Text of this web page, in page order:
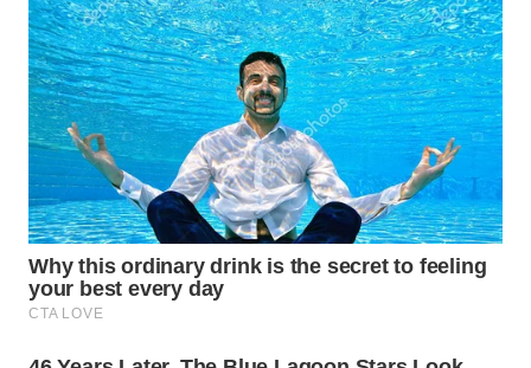
WN
INDRAMAYU
WN
KUNINGAN
WN
MAJALENGKA
WN